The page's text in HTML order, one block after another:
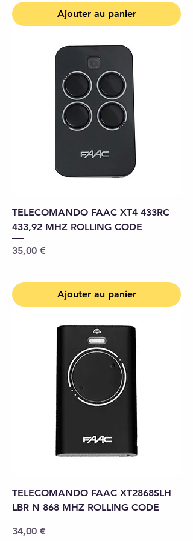
Ajouter au panier
TELECOMANDO FAAC XT4 433RC
433,92 MHZ ROLLING CODE
Prix
35,00 €
Ajouter au panier
TELECOMANDO FAAC XT2868SLH
LBR N 868 MHZ ROLLING CODE
Prix
34,00 €